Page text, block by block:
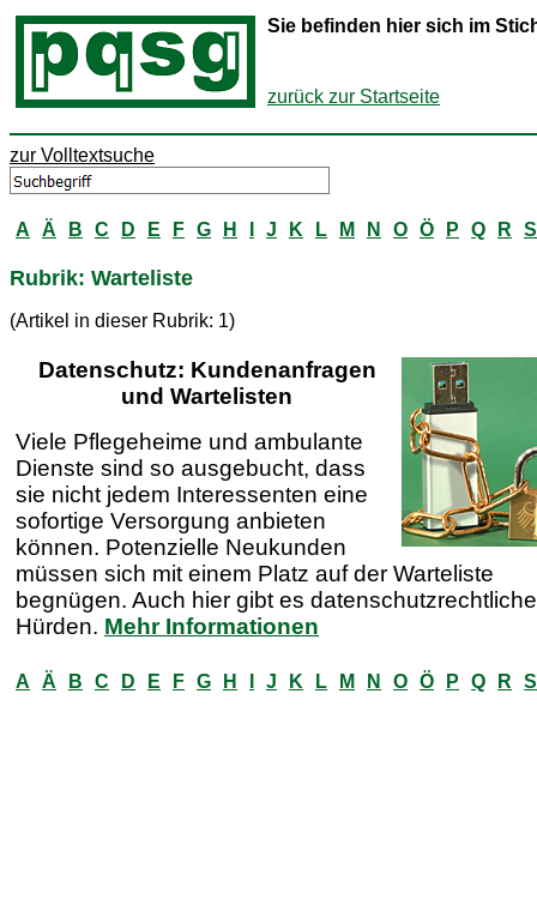
Sie befinden hier sich im
zurück zur Startseite
zur Volltextsuche
A Ä B C D E F G H J K L M N O Ö P Q R S
Rubrik: Warteliste
(Artikel in dieser Rubrik: 1)
Datenschutz: Kundenanfragen
und Wartelisten
Viele Pflegeheime und ambulante
Dienste sind so ausgebucht, dass
sie nicht jedem Interessenten eine
sofortige Versorgung anbieten
können. Potenzielle Neukunden
müssen sich mit einem Platz auf der Warteliste
begnügen. Auch hier gibt es datenschutzrechtliche
Hürden. Mehr Informationen
A Ä B C D E F G H J K L M N O Ö P Q R S